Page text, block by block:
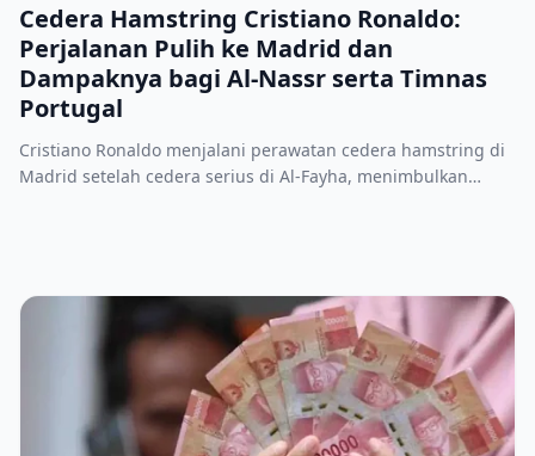
Cedera Hamstring Cristiano Ronaldo:
Perjalanan Pulih ke Madrid dan
Dampaknya bagi Al-Nassr serta Timnas
Portugal
Cristiano Ronaldo menjalani perawatan cedera hamstring di
Madrid setelah cedera serius di Al-Fayha, menimbulkan